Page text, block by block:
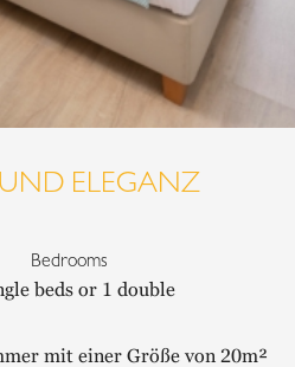
ELEGANZ
Bedrooms
beds or 1 double
mit einer Größe von 20m²